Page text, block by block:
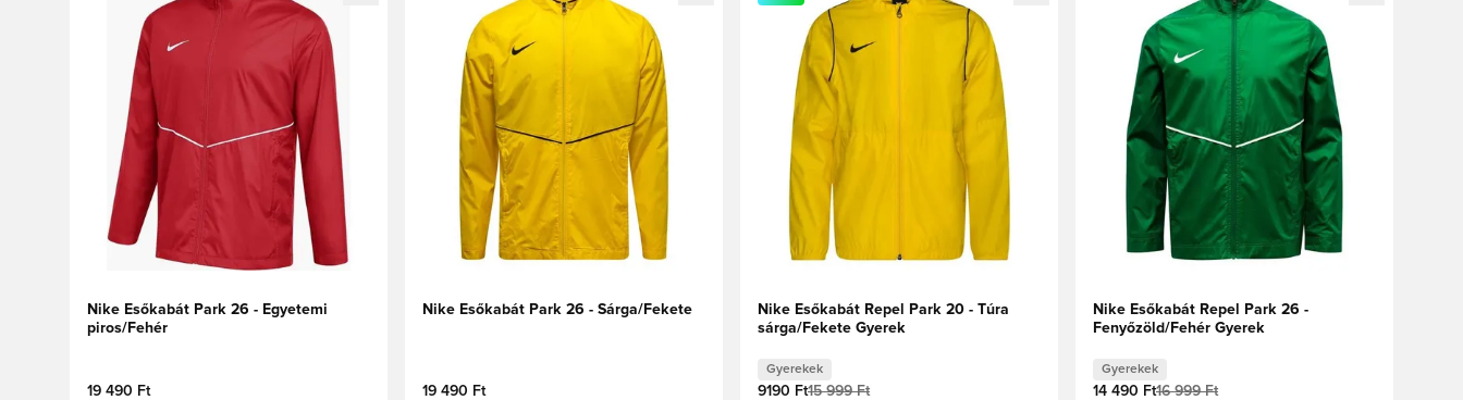
Nike Esőkabát Park 26 - Egyetemi
piros/Fehér
19 490 Ft
Nike Esőkabát Park 26 - Sárga/Fekete
19 490 Ft
Nike Esőkabát Repel Park 20 - Túra
sárga/Fekete Gyerek
Gyerekek
9190 Ft15 999 Ft
Nike Esőkabát Repel Park 26 -
Fenyőzöld/Fehér Gyerek
Gyerekek
14 490 Ft16 999 Ft